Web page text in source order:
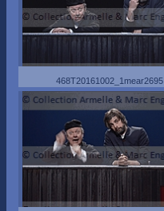
468T20161002_1mear2695